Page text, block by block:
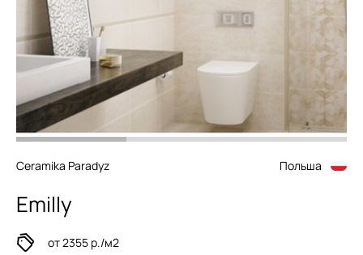
Ceramika Paradyz Польша
Emilly
от 2355 р./м2